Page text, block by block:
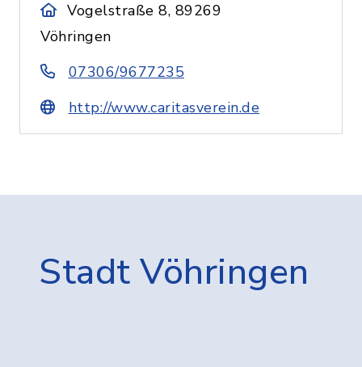
Vogelstraße 8, 89269
Vöhringen
07306/9677235
http://www.caritasverein.de
Stadt Vöhringen